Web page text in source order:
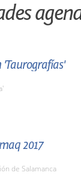
'Taurografías'
2017
de Salamanca